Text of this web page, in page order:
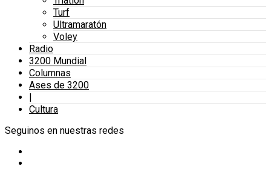
Turf
Ultramaratón
Voley
Radio
3200 Mundial
Columnas
Ases de 3200
|
Cultura
Seguinos en nuestras redes